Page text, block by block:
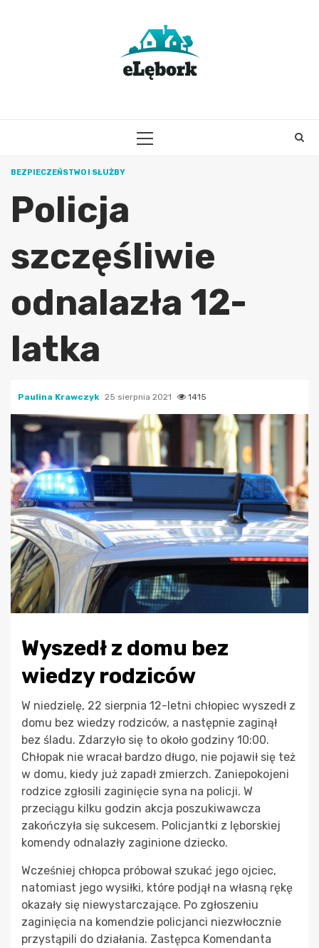
PRIMARY
BEZPIECZEŃSTWO I SŁUŻBY
Policja
szczęśliwie
odnalazła 12-
latka
Paulina Krawczyk 25 sierpnia 2021 1415
Wyszedł z domu bez
wiedzy rodziców
W niedzielę, 22 sierpnia 12-letni chłopiec wyszedł z
domu bez wiedzy rodziców, a następnie zaginął
bez śladu. Zdarzyło się to około godziny 10:00.
Chłopak nie wracał bardzo długo, nie pojawił się też
w domu, kiedy już zapadł zmierzch. Zaniepokojeni
rodzice zgłosili zaginięcie syna na policji. W
przeciągu kilku godzin akcja poszukiwawcza
zakończyła się sukcesem. Policjantki z lęborskiej
komendy odnalazły zaginione dziecko.
Wcześniej chłopca próbował szukać jego ojciec,
natomiast jego wysiłki, które podjął na własną rękę
okazały się niewystarczające. Po zgłoszeniu
zaginięcia na komendzie policjanci niezwłocznie
przystąpili do działania. Zastępca Komendanta